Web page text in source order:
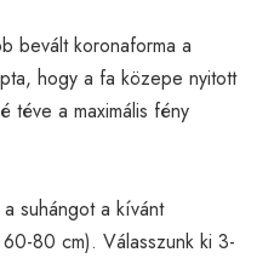
bevált koronaforma a
hogy a fa közepe nyitott
téve a maximális fény
suhángot a kívánt
80 cm). Válasszunk ki 3-